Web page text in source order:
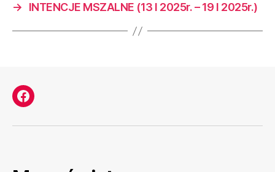
→
INTENCJE MSZALNE (13 I 2025r. – 19 I 2025r.)
Facebook